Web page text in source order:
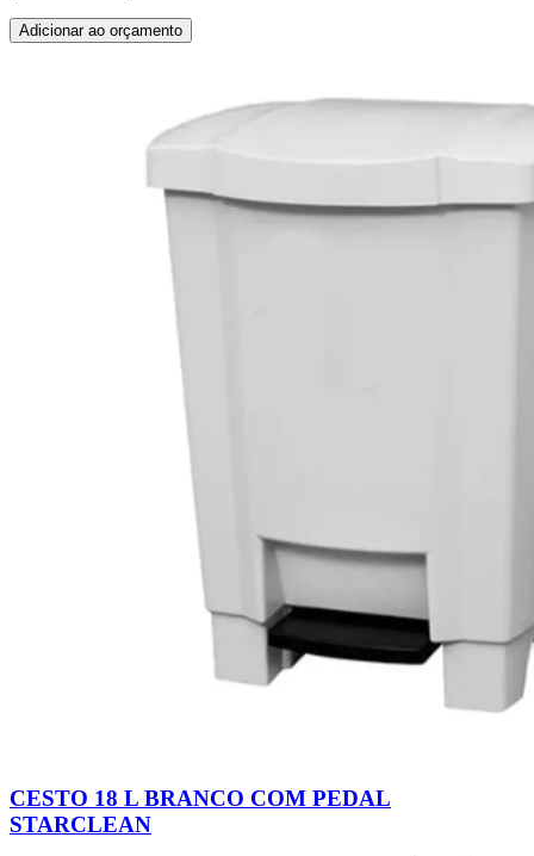
Adicionar ao orçamento
CESTO 18 L BRANCO COM PEDAL
STARCLEAN